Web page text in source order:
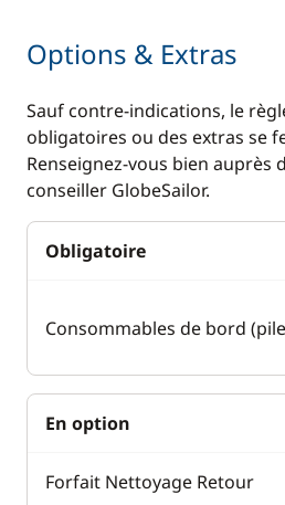
Options & Extras
Sauf contre-indications, le
obligatoires ou des extras se
Renseignez-vous bien auprès
conseiller GlobeSailor.
Obligatoire
Consommables de bord
En option
Forfait Nettoyage Retour